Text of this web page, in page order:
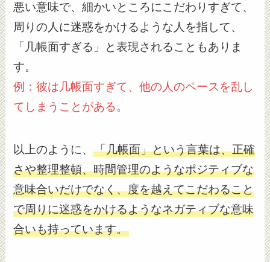
悪い意味で、細かいところにこだわりすぎて、
周りの人に迷惑をかけるような人を指して、
「几帳面すぎる」と表現されることもありま
す。
例：彼は几帳面すぎて、他の人のペースを乱し
てしまうことがある。
以上のように、「几帳面」という言葉は、正確
さや整理整頓、時間管理のようなポジティブな
意味合いだけでなく、度を越えてこだわること
で周りに迷惑をかけるようなネガティブな意味
合いも持っています。